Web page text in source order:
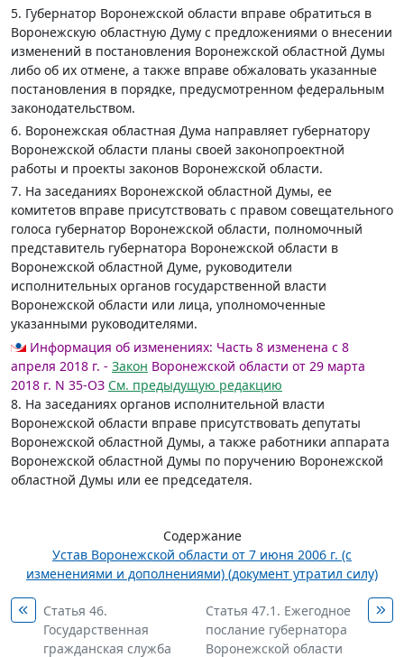
5. Губернатор Воронежской области вправе обратиться в
Воронежскую областную Думу с предложениями о внесении
изменений в постановления Воронежской областной Думы
либо об их отмене, а также вправе обжаловать указанные
постановления в порядке, предусмотренном федеральным
законодательством.
6. Воронежская областная Дума направляет губернатору
Воронежской области планы своей законопроектной
работы и проекты законов Воронежской области.
7. На заседаниях Воронежской областной Думы, ее
комитетов вправе присутствовать с правом совещательного
голоса губернатор Воронежской области, полномочный
представитель губернатора Воронежской области в
Воронежской областной Думе, руководители
исполнительных органов государственной власти
Воронежской области или лица, уполномоченные
указанными руководителями.
Информация об изменениях: Часть 8 изменена с 8
апреля 2018 г. - Закон Воронежской области от 29 марта
2018 г. N 35-ОЗ См. предыдущую редакцию
8. На заседаниях органов исполнительной власти
Воронежской области вправе присутствовать депутаты
Воронежской областной Думы, а также работники аппарата
Воронежской областной Думы по поручению Воронежской
областной Думы или ее председателя.
Содержание
Устав Воронежской области от 7 июня 2006 г. (с
изменениями и дополнениями) (документ утратил силу)
Статья 46.
Государственная
гражданская служба
Статья 47.1. Ежегодное
послание губернатора
Воронежской области